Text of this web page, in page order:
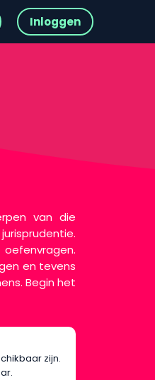
Inloggen
van die
en tevens
Begin het
zijn.